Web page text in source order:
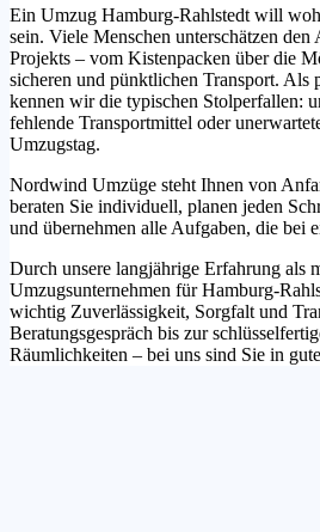
Ein Umzug Hamburg-Rahlstedt will
sein. Viele Menschen unterschätzen
Projekts – vom Kistenpacken über die
sicheren und pünktlichen Transport. Als
kennen wir die typischen Stolperfallen:
fehlende Transportmittel oder
Umzugstag.
Nordwind Umzüge steht Ihnen von
beraten Sie individuell, planen jeden
und übernehmen alle Aufgaben, die bei
Durch unsere langjährige Erfahrung als
Umzugsunternehmen für Hamburg-
wichtig Zuverlässigkeit, Sorgfalt und
Beratungsgespräch bis zur
Räumlichkeiten – bei uns sind Sie in